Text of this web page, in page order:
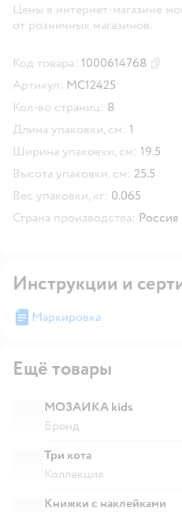
Цены в интернет-магазине
от розничных магазинов.
Код товара: 1000614768
Артикул: МС12425
Кол-во страниц: 8
Длина упаковки, см: 1
Ширина упаковки, см: 19.5
Высота упаковки, см: 25.5
Вес упаковки, кг: 0.065
Страна производства: Россия
Инструкции и
Маркировка
Ещё товары
МОЗАИКА kids
Бренд
Три кота
Коллекция
Книжки с наклейками